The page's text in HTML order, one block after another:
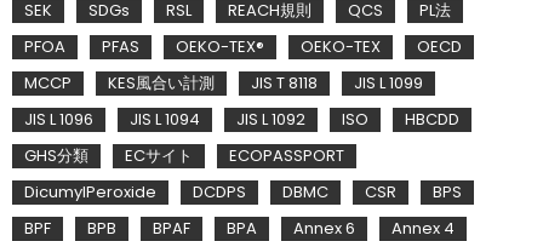
SEK
SDGs RSL REACH規則 QCS
PL法
PFOA
PFAS OEKO-TEX® OEKO-TEX
OECD
MCCP
KES風合い計測 JIS T 8118
JIS L 1099
JIS L 1096
JIS L 1094 JIS L 1092 ISO
HBCDD
GHS分類
ECサイト
ECOPASSPORT
DicumylPeroxide
DCDPS DBMC CSR
BPS
BPF
BPB BPAF BPA Annex 6 Annex 4